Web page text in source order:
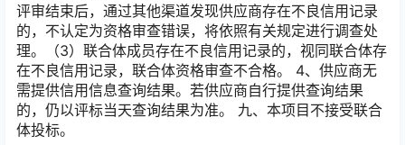
评审结束后，通过其他渠道发现供应商存在不良信用记录
的，不认定为资格审查错误，将依照有关规定进行调查处
理。（3）联合体成员存在不良信用记录的，视同联合体存
在不良信用记录，联合体资格审查不合格。 4、供应商无
需提供信用信息查询结果。若供应商自行提供查询结果
的，仍以评标当天查询结果为准。 九、本项目不接受联合
体投标。